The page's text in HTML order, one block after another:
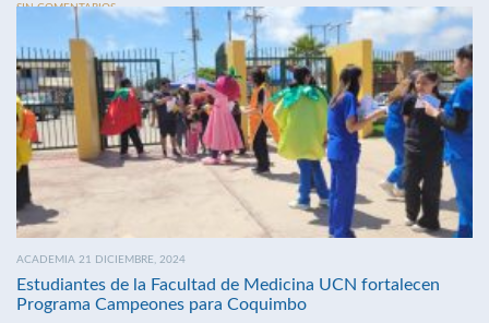
SIN COMENTARIOS
ACADEMIA 21 DICIEMBRE, 2024
Estudiantes de la Facultad de Medicina UCN fortalecen
Programa Campeones para Coquimbo